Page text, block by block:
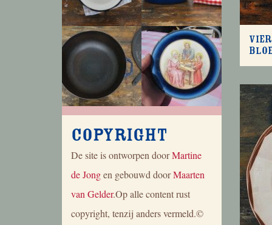
Copyright
De site is ontworpen doorMartine
de Jongen gebouwd doorMaarten
van Gelder.Op alle content rust
copyright, tenzij anders vermeld.©